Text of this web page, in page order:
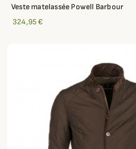
Veste matelassée Powell Barbour
324,95 €